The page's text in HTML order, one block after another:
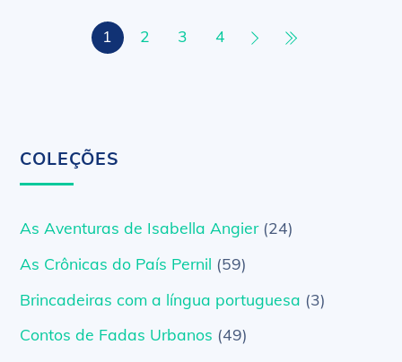
1 2 3 4
COLEÇÕES
As Aventuras de Isabella Angier(24)
As Crônicas do País Pernil (59)
Brincadeiras com a língua portuguesa (3)
Contos de Fadas Urbanos (49)